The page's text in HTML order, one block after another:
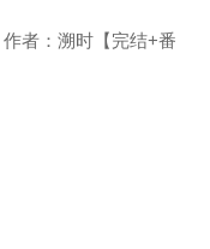
者：溯时【完结+番